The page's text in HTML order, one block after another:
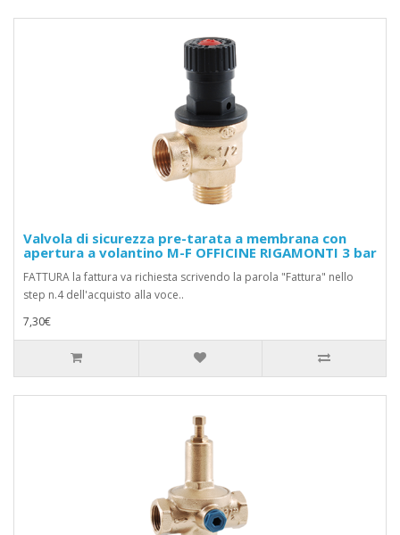
Valvola di sicurezza pre-tarata a membrana con
apertura a volantino M-F OFFICINE RIGAMONTI 3 bar
FATTURA la fattura va richiesta scrivendo la parola "Fattura" nello
step n.4 dell'acquisto alla voce..
7,30€